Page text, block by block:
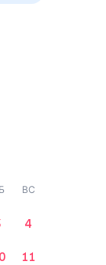
ВС
4
11